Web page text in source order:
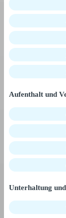
Aufenthalt und
Unterhaltung